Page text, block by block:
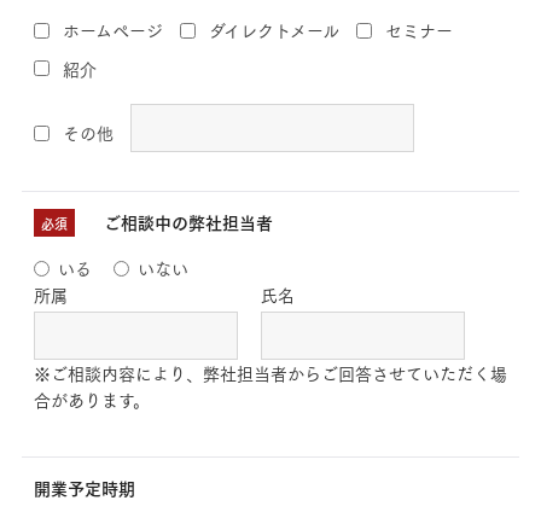
ホームページ ダイレクトメール
セミナー
紹介
その他
必須 ご相談中の弊社担当者
いる
いない
所属
氏名
※ご相談内容により、弊社担当者からご回答させていただく場
合があります。
開業予定時期